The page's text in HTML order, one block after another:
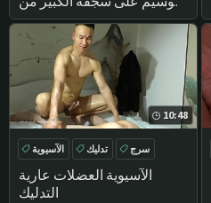
قبل الرجال على الرغم منه.
10:48
الآسيوية العضلات عارية
التدليك
الآسيوية تدليك
سرج
الديك